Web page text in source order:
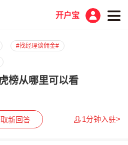
开户宝
#找经理谈佣金#
榜从哪里可以看
新回答 1分钟入驻>